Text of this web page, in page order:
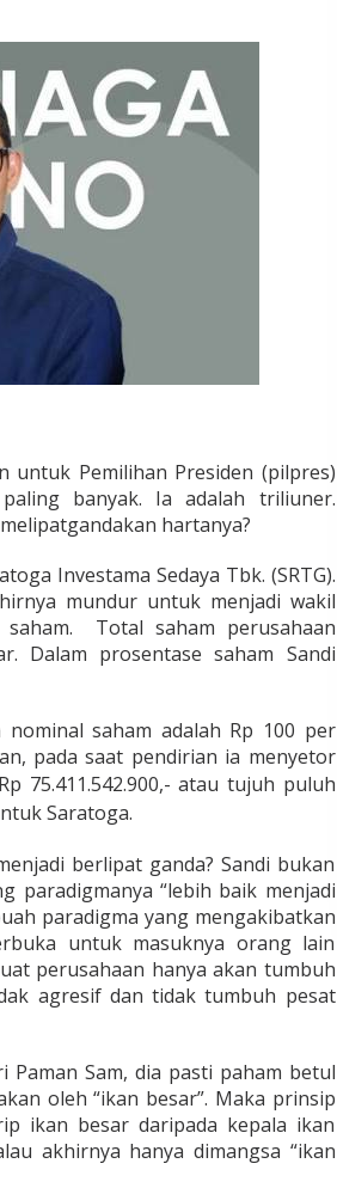
untuk Pemilihan Presiden (pilpres)
banyak. Ia adalah triliuner.
hartanya?
Investama Sedaya Tbk. (SRTG).
mundur untuk menjadi wakil
saham. Total saham perusahaan
Dalam prosentase saham Sandi
nominal saham adalah Rp 100 per
pada saat pendirian ia menyetor
75.411.542.900,- atau tujuh puluh
Saratoga.
berlipat ganda? Sandi bukan
paradigmanya “lebih baik menjadi
paradigma yang mengakibatkan
untuk masuknya orang lain
perusahaan hanya akan tumbuh
agresif dan tidak tumbuh pesat
Paman Sam, dia pasti paham betul
oleh “ikan besar”. Maka prinsip
ikan besar daripada kepala ikan
akhirnya hanya dimangsa “ikan